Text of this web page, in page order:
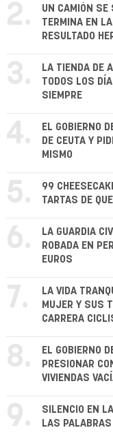
2.
UN CAMIÓN SE
TERMINA EN
RESULTADO
3.
LA TIENDA DE
TODOS LOS
SIEMPRE
4.
EL GOBIERNO
DE CEUTA Y
MISMO
5.
99
TARTAS DE
6.
LA GUARDIA
ROBADA EN
EUROS
7.
LA VIDA
MUJER Y SUS
CARRERA
8.
EL GOBIERNO
PRESIONAR
VIVIENDAS
9.
SILENCIO EN
LAS